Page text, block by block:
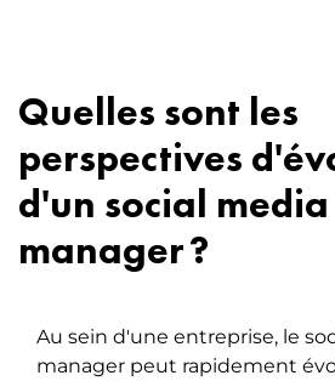
Quelles sont les
perspectives
d'un social media
manager ?
Au sein d'une entreprise, le
manager peut rapidement